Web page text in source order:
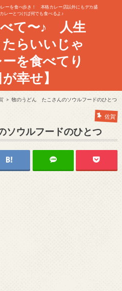
ーを食べ歩き！ 本格カレー店以外にもデカ盛
レーとつけば何でも食べるよ♪
て〜♪ 人生
らいいじゃ
を食べてり
幸せ】
牧のうどん たこさんのソウルフードのひとつ
佐賀
ウルフードのひとつ